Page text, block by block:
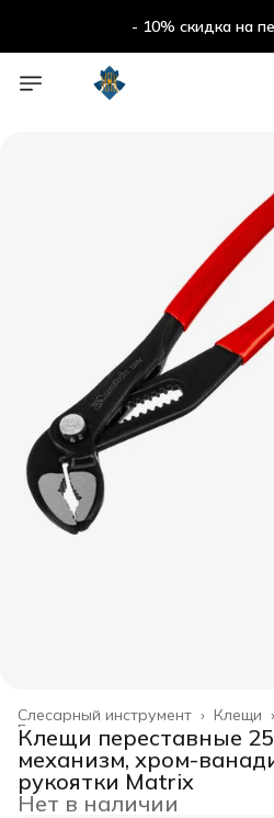
- 10% скидка на
Клещи ›
Слесарный инструмент ›
Главная ›
Клещи переставные
механизм, хром-
рукоятки Matrix
Нет в наличии